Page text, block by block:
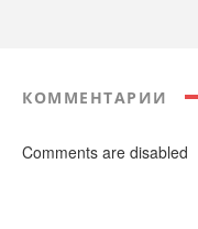
КОММЕНТАРИИ
Comments are disabled